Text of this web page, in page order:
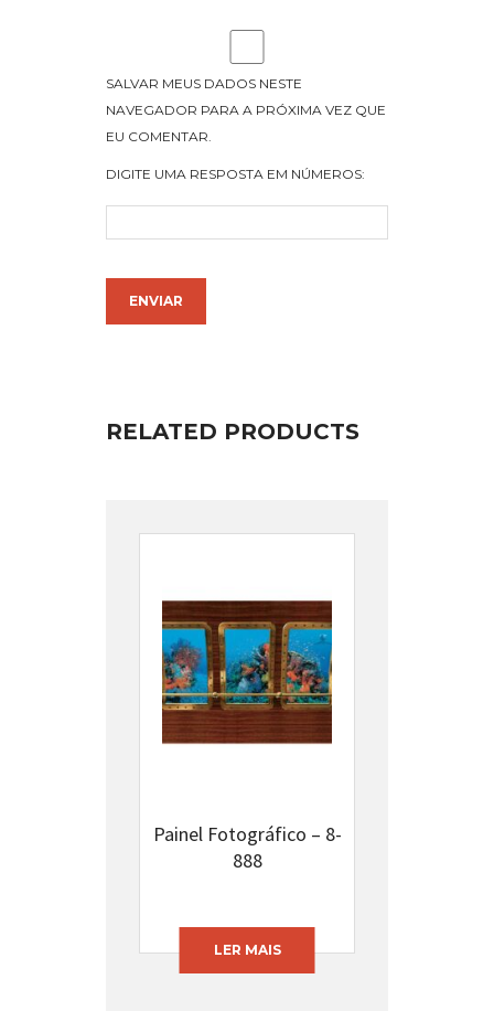
SALVAR MEUS DADOS NESTE
NAVEGADOR PARA A PRÓXIMA VEZ QUE
EU COMENTAR.
DIGITE UMA RESPOSTA EM NÚMEROS:
RELATED PRODUCTS
Painel Fotográfico – 8-
888
LER MAIS